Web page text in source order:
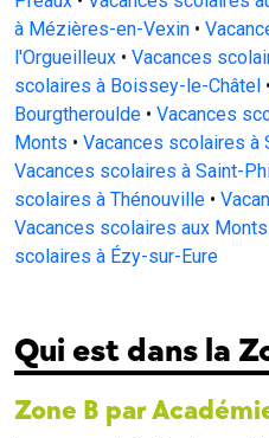
à Mézières-en-Vexin •
l'Orgueilleux • Vacances
scolaires à Boissey-le-Châtel •
Bourgtheroulde • Vacances
Monts • Vacances scolaires à
Vacances scolaires à Saint-
scolaires à Thénouville •
Vacances scolaires aux
scolaires à Ézy-sur-Eure
Qui est dans la
Zone B par